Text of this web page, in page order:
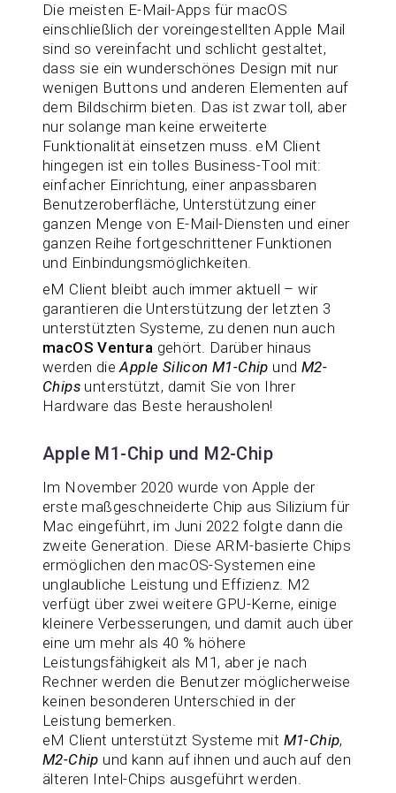
Die meisten E-Mail-Apps für macOS
einschließlich der voreingestellten Apple Mail
sind so vereinfacht und schlicht gestaltet,
dass sie ein wunderschönes Design mit nur
wenigen Buttons und anderen Elementen auf
dem Bildschirm bieten. Das ist zwar toll, aber
nur solange man keine erweiterte
Funktionalität einsetzen muss. eM Client
hingegen ist ein tolles Business-Tool mit:
einfacher Einrichtung, einer anpassbaren
Benutzeroberfläche, Unterstützung einer
ganzen Menge von E-Mail-Diensten und einer
ganzen Reihe fortgeschrittener Funktionen
und Einbindungsmöglichkeiten.
eM Client bleibt auch immer aktuell – wir
garantieren die Unterstützung der letzten 3
unterstützten Systeme, zu denen nun auch
macOS Ventura gehört. Darüber hinaus
werden dieApple Silicon M1-Chip und M2-
Chips unterstützt, damit Sie von Ihrer
Hardware das Beste herausholen!
Apple M1-Chip und M2-Chip
Im November 2020 wurde von Apple der
erste maßgeschneiderte Chip aus Silizium für
Mac eingeführt, im Juni 2022 folgte dann die
zweite Generation. Diese ARM-basierte Chips
ermöglichen den macOS-Systemen eine
unglaubliche Leistung und Effizienz. M2
verfügt über zwei weitere GPU-Kerne, einige
kleinere Verbesserungen, und damit auch über
eine um mehr als 40 % höhere
Leistungsfähigkeit als M1, aber je nach
Rechner werden die Benutzer möglicherweise
keinen besonderen Unterschied in der
Leistung bemerken.
eM Client unterstützt Systeme mit M1-Chip,
M2-Chip und kann auf ihnen und auch auf den
älteren Intel-Chips ausgeführt werden.